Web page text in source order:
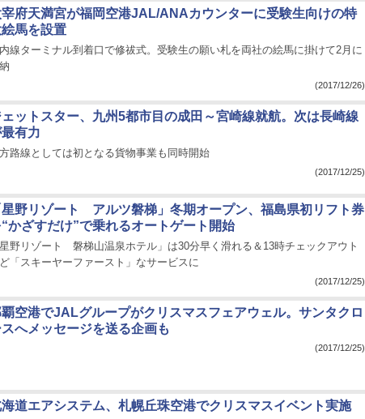
宰府天満宮が福岡空港JAL/ANAカウンターに受験生向けの特
絵馬を設置
線ターミナル到着口で修祓式。受験生の願い札を両社の絵馬に掛けて2月に
(2017/12/26)
ェットスター、九州5都市目の成田～宮崎線就航。次は長崎線
有力
路線としては初となる貨物事業も同時開始
(2017/12/25)
星野リゾート アルツ磐梯」冬期オープン、福島県初リフト券
“かざすだけ”で乗れるオートゲート開始
星野リゾート 磐梯山温泉ホテル」は30分早く滑れる＆13時チェックアウト
「スキーヤーファースト」なサービスに
(2017/12/25)
空港でJALグループがクリスマスフェアウェル。サンタクロ
へメッセージを送る企画も
(2017/12/25)
道エアシステム、札幌丘珠空港でクリスマスイベント実施